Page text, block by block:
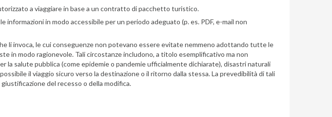
a viaggiare in base a un contratto di pacchetto turistico.
in modo accessibile per un periodo adeguato (p. es. PDF, e-mail non
li invoca, le cui conseguenze non potevano essere evitate nemmeno adottando tutte le
in modo ragionevole. Tali circostanze includono, a titolo esemplificativo ma non
la salute pubblica (come epidemie o pandemie ufficialmente dichiarate), disastri naturali
il viaggio sicuro verso la destinazione o il ritorno dalla stessa. La prevedibilità di tali
del recesso o della modifica.